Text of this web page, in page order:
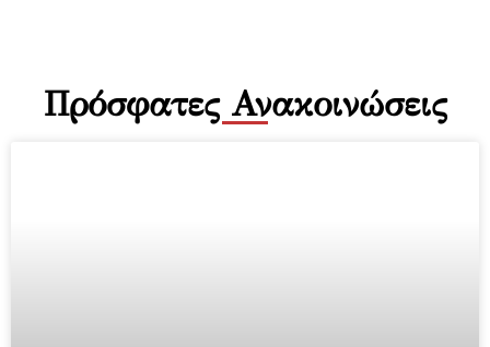
Πρόσφατες Ανακοινώσεις